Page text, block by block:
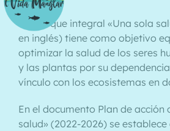
El enfoque integral «Una sola
en inglés) tiene como objetivo
optimizar la salud de los seres
y las plantas por su
vínculo con los ecosistemas en
En el documento Plan de acción
salud» (2022-2026) se establece